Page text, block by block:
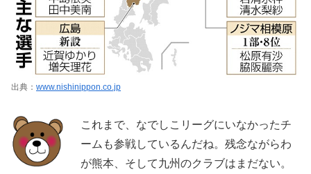
出典： www.nishinippon.co.jp
これまで、なでしこリーグにいなかったチ
ームも参戦しているんだね。残念ながらわ
が熊本、そして九州のクラブはまだない。